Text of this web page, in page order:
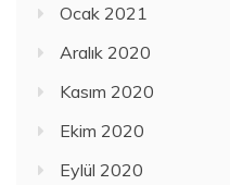
Ocak 2021
Aralık 2020
Kasım 2020
Ekim 2020
Eylül 2020